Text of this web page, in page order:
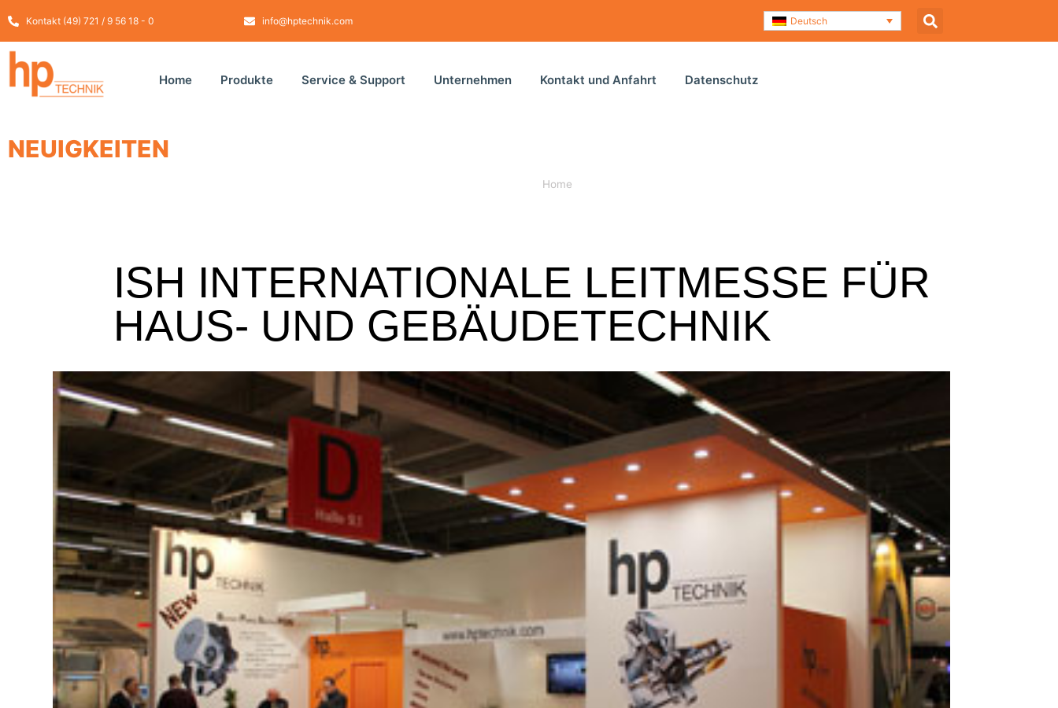
Kontakt (49) 721 / 9 56 18 - 0 info@hptechnik.com Deutsch
Home Produkte Service & Support Unternehmen Kontakt und Anfahrt Datenschutz
NEUIGKEITEN
Home
ISH INTERNATIONALE LEITMESSE FÜR
HAUS- UND GEBÄUDETECHNIK